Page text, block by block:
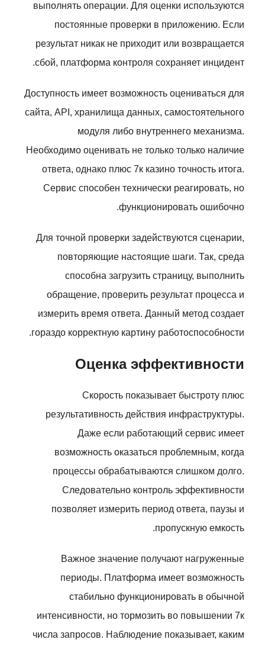
выполнять операции. Для оценки используются
постоянные проверки в приложению. Если
результат никак не приходит или возвращается
сбой, платформа контроля сохраняет инцидент.
Доступность имеет возможность оцениваться для
сайта, API, хранилища данных, самостоятельного
модуля либо внутреннего механизма.
Необходимо оценивать не только только наличие
ответа, однако плюс 7к казино точность итога.
Сервис способен технически реагировать, но
функционировать ошибочно.
Для точной проверки задействуются сценарии,
повторяющие настоящие шаги. Так, среда
способна загрузить страницу, выполнить
обращение, проверить результат процесса и
измерить время ответа. Данный метод создает
гораздо корректную картину работоспособности.
Оценка эффективности
Скорость показывает быстроту плюс
результативность действия инфраструктуры.
Даже если работающий сервис имеет
возможность оказаться проблемным, когда
процессы обрабатываются слишком долго.
Следовательно контроль эффективности
позволяет измерить период ответа, паузы и
пропускную емкость.
Важное значение получают нагруженные
периоды. Платформа имеет возможность
стабильно функционировать в обычной
интенсивности, но тормозить во повышении 7к
числа запросов. Наблюдение показывает, каким